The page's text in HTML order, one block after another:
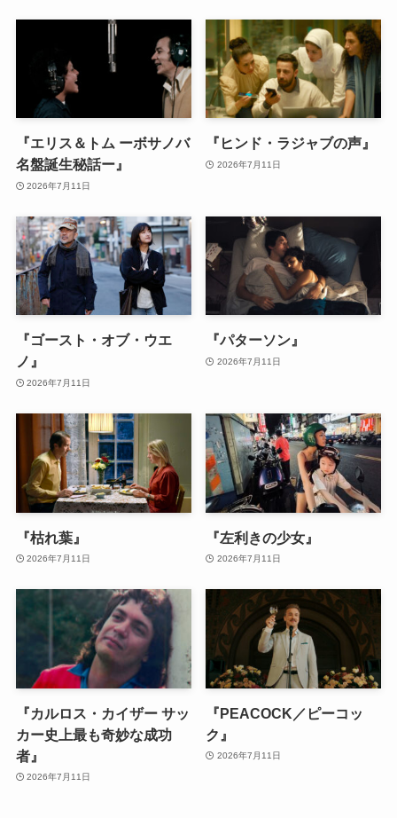
『エリス＆トム ーボサノバ
名盤誕生秘話ー』
2026年7月11日
『ヒンド・ラジャブの声』
2026年7月11日
『ゴースト・オブ・ウエ
ノ』
2026年7月11日
『パターソン』
2026年7月11日
『枯れ葉』
2026年7月11日
『左利きの少女』
2026年7月11日
『カルロス・カイザー サッ
カー史上最も奇妙な成功
者』
2026年7月11日
『PEACOCK／ピーコッ
ク』
2026年7月11日